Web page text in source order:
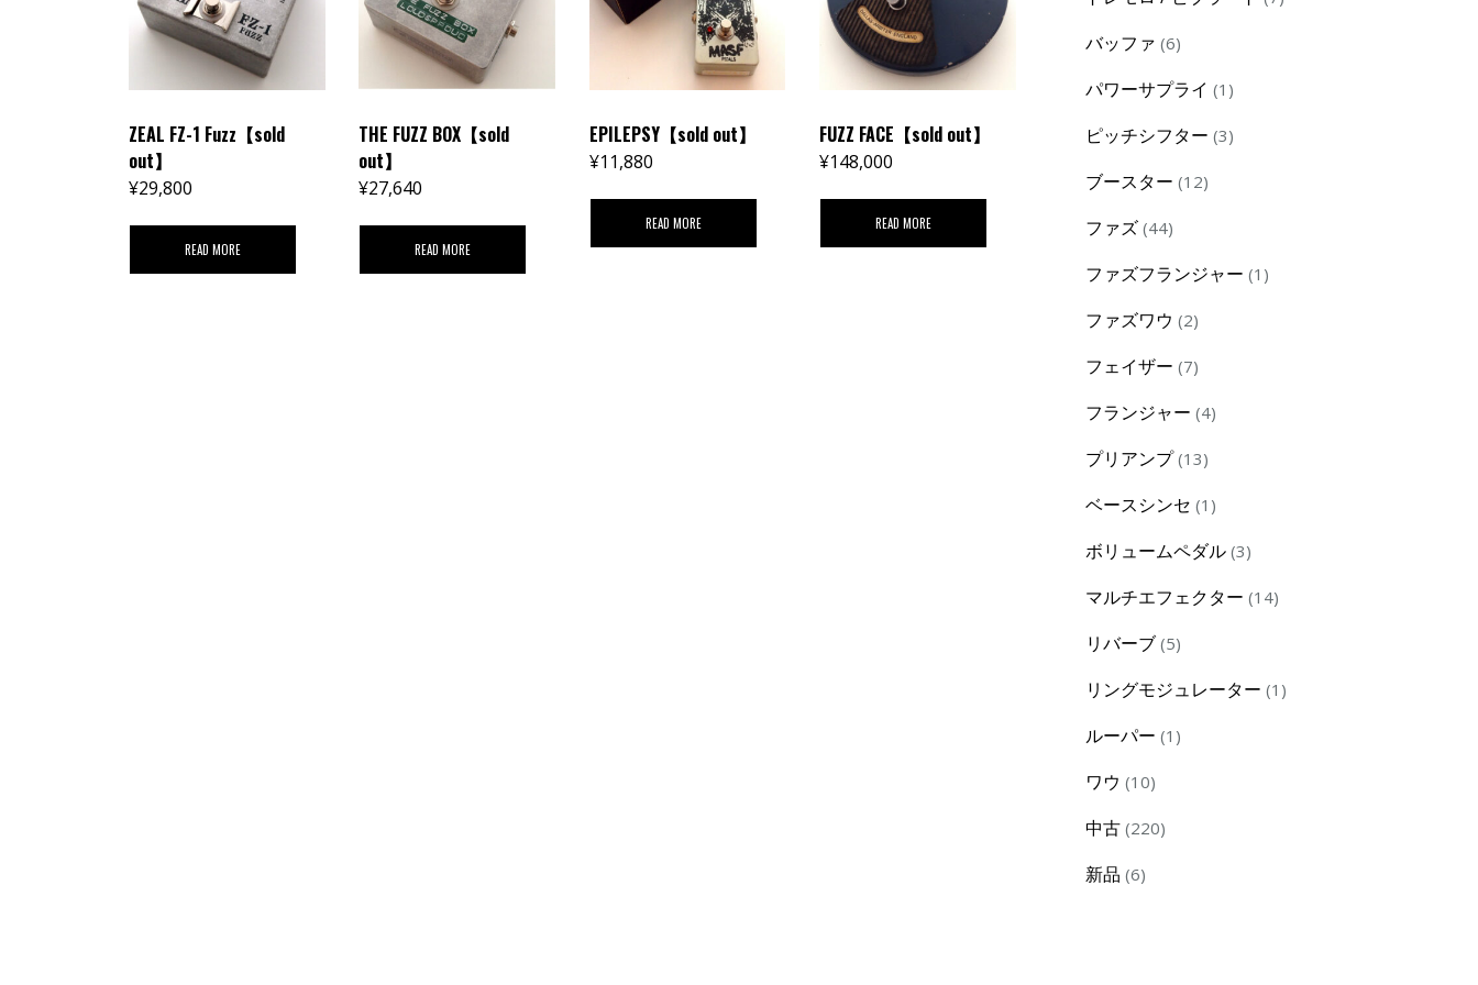
ZEAL FZ-1 Fuzz【sold
out】
¥29,800
READ MORE
THE FUZZ BOX【sold
out】
¥27,640
READ MORE
EPILEPSY【sold out】
¥11,880
READ MORE
FUZZ FACE【sold out】
¥148,000
READ MORE
バッファ 66
パワーサプライ 1 1
ピッチシフター 33
ブースター 1212
ファズ 4444
ファズフランジャー 1 1
ファズワウ 22
フェイザー 77
フランジャー 44
プリアンプ 1313
ベースシンセ 1 1
ボリュームペダル 33
マルチエフェクター 1414
リバーブ 55
リングモジュレーター 1 1
ルーパー 1 1
ワウ 1010
中古 220220
新品 66